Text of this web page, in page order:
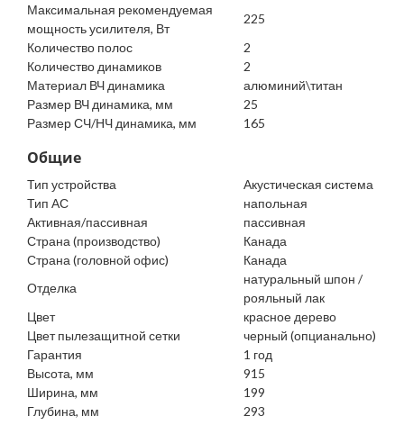
Максимальная рекомендуемая
мощность усилителя, Вт
225
Количество полос
2
Количество динамиков
2
Материал ВЧ динамика
алюминий\титан
Размер ВЧ динамика, мм
25
Размер СЧ/НЧ динамика, мм
165
Общие
Тип устройства
Акустическая система
Тип АС
напольная
Активная/пассивная
пассивная
Страна (производство)
Канада
Страна (головной офис)
Канада
Отделка
натуральный шпон /
рояльный лак
Цвет
красное дерево
Цвет пылезащитной сетки
черный (опцианально)
Гарантия
1 год
Высота, мм
915
Ширина, мм
199
Глубина, мм
293